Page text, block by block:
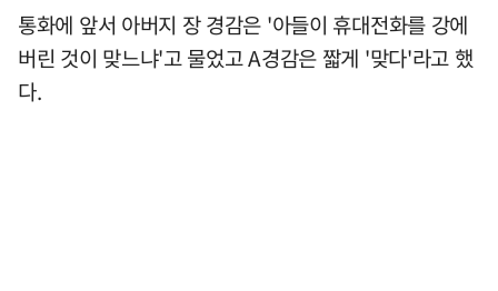
통화에 앞서 아버지 장 경감은 '아들이 휴대전화를 강에
버린 것이 맞느냐'고 물었고 A경감은 짧게 '맞다'라고 했
다.